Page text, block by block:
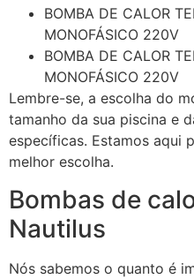
BOMBA DE CALOR
MONOFÁSICO 220V
BOMBA DE CALOR
MONOFÁSICO 220V
Lembre-se, a escolha do
tamanho da sua piscina e
específicas. Estamos aqui
melhor escolha.
Bombas de
Nautilus
Nós sabemos o quanto é